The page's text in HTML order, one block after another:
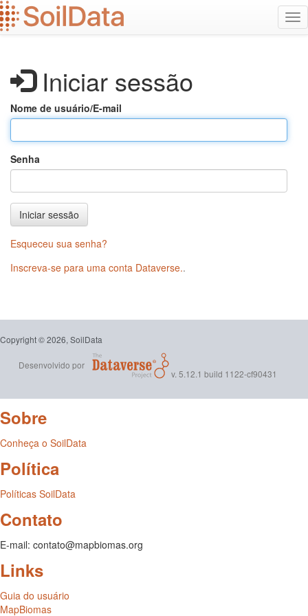
Ir
para
o
Iniciar sessão
Nome de usuário/E-mail
Senha
Iniciar sessão
Esqueceu sua senha?
Inscreva-se para uma conta Dataverse..
Copyright © 2026, SoilData
Desenvolvido por
v. 5.12.1 build 1122-cf90431
Sobre
Conheça o SoilData
Política
Políticas SoilData
Contato
E-mail: contato@mapbiomas.org
Links
Guia do usuário
MapBiomas